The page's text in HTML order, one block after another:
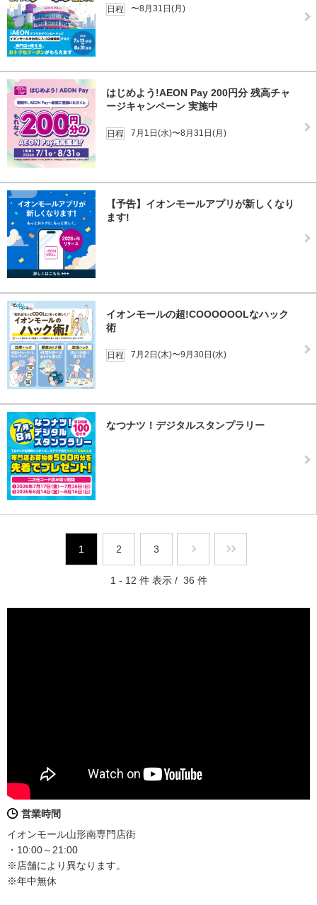
日程 〜8月31日(月)
はじめよう!AEON Pay 200円分 残高チャ
ージキャンペーン 実施中
日程 7月1日(水)〜8月31日(月)
【予告】イオンモールアプリが新しくなり
ます!
イオンモールの超!COOOOOOLなハック
術
日程 7月2日(木)〜9月30日(水)
なつナツ！デジタルスタンプラリー
1 2 3
1 - 12 件 表示 / 36 件
営業時間
イオンモール山形南専門店街
・10:00～21:00
※店舗により異なります。
※年中無休